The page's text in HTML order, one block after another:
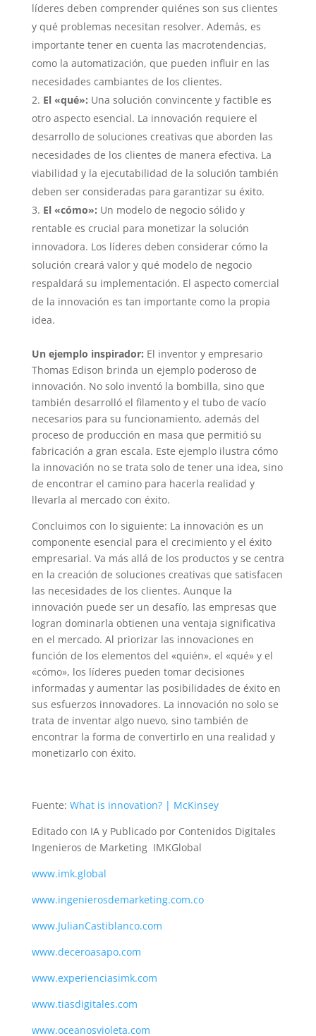
líderes deben comprender quiénes son sus clientes
y qué problemas necesitan resolver. Además, es
importante tener en cuenta las macrotendencias,
como la automatización, que pueden influir en las
necesidades cambiantes de los clientes.
El «qué»: Una solución convincente y factible es
otro aspecto esencial. La innovación requiere el
desarrollo de soluciones creativas que aborden las
necesidades de los clientes de manera efectiva. La
viabilidad y la ejecutabilidad de la solución también
deben ser consideradas para garantizar su éxito.
El «cómo»: Un modelo de negocio sólido y
rentable es crucial para monetizar la solución
innovadora. Los líderes deben considerar cómo la
solución creará valor y qué modelo de negocio
respaldará su implementación. El aspecto comercial
de la innovación es tan importante como la propia
idea.
Un ejemplo inspirador: El inventor y empresario
Thomas Edison brinda un ejemplo poderoso de
innovación. No solo inventó la bombilla, sino que
también desarrolló el filamento y el tubo de vacío
necesarios para su funcionamiento, además del
proceso de producción en masa que permitió su
fabricación a gran escala. Este ejemplo ilustra cómo
la innovación no se trata solo de tener una idea, sino
de encontrar el camino para hacerla realidad y
llevarla al mercado con éxito.
Concluimos con lo siguiente: La innovación es un
componente esencial para el crecimiento y el éxito
empresarial. Va más allá de los productos y se centra
en la creación de soluciones creativas que satisfacen
las necesidades de los clientes. Aunque la
innovación puede ser un desafío, las empresas que
logran dominarla obtienen una ventaja significativa
en el mercado. Al priorizar las innovaciones en
función de los elementos del «quién», el «qué» y el
«cómo», los líderes pueden tomar decisiones
informadas y aumentar las posibilidades de éxito en
sus esfuerzos innovadores. La innovación no solo se
trata de inventar algo nuevo, sino también de
encontrar la forma de convertirlo en una realidad y
monetizarlo con éxito.
Fuente: What is innovation? | McKinsey
Editado con IA y Publicado por Contenidos Digitales
Ingenieros de Marketing IMKGlobal
www.imk.global
www.ingenierosdemarketing.com.co
www.JulianCastiblanco.com
www.deceroasapo.com
www.experienciasimk.com
www.tiasdigitales.com
www.oceanosvioleta.com